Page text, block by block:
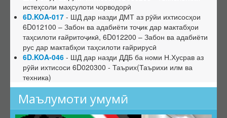
Бюллетени КОА
Санадҳои меъёрии ҳуқуқӣ
Конститутсияи ҶТ
Қонунҳои ҶТ
Амру фармонҳои Президенти ҶТ
Қарорҳои Ҳукумати ҶТ
Маҷаллаҳои тақризшаванда
истеҳсоли маҳсулоти чорводорӣ
6D.KOA-017 - ШД дар назди ДМТ аз рӯйи ихтисосҳои
6D012100 – Забон ва адабиёти тоҷик дар мактабҳои
таҳсилоти ғайритоҷикӣ, 6D012200 – Забон ва адабиёти
рус дар мактабҳои таҳсилоти ғайрирусӣ
6D.KOA-046 - ШД дар назди ДДБ ба номи Н.Хусрав аз
рӯйи ихтисоси 6D020300 - Таърих(Таърихи илм ва
техника)
Маълумоти умумӣ